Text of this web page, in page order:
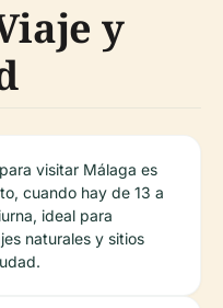
y
visitar Málaga es
cuando hay de 13 a
ideal para
naturales y sitios